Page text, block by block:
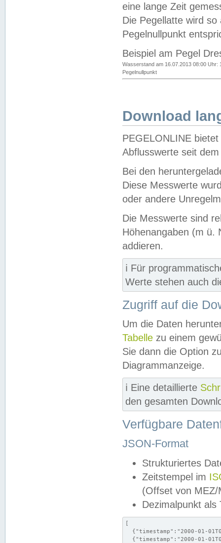
eine lange Zeit
Die Pegellatte wird
Pegelnullpunkt
Beispiel am Pegel
Wasserstand am 16.07.2013 08:00 Uhr:
Pegelnullpunkt
Download
PEGELONLINE
Abflusswerte seit
Bei den
Diese Messwerte
oder andere
Die Messwerte sind
Höhenangaben (m ü.
addieren.
ℹ️ Für
Werte stehen auch
Zugriff auf die
Um die Daten
Tabelle zu einem
Sie dann die Option
Diagrammanzeige.
ℹ️ Eine detaillierte
den gesamten
Verfügbare
JSON-Format
Strukturiertes
Zeitstempel im
(Offset von MEZ/
Dezimalpunkt als
[
{"timestamp":"2000-01-
{"timestamp":"2000-01-